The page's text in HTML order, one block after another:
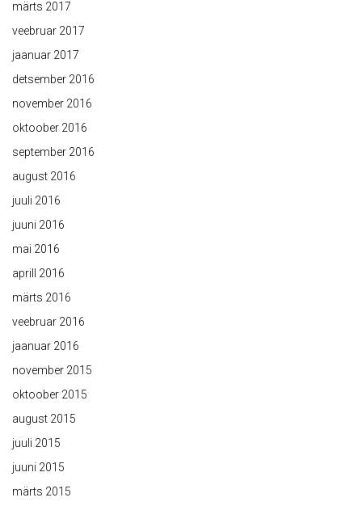
märts 2017
veebruar 2017
jaanuar 2017
detsember 2016
november 2016
oktoober 2016
september 2016
august 2016
juuli 2016
juuni 2016
mai 2016
aprill 2016
märts 2016
veebruar 2016
jaanuar 2016
november 2015
oktoober 2015
august 2015
juuli 2015
juuni 2015
märts 2015